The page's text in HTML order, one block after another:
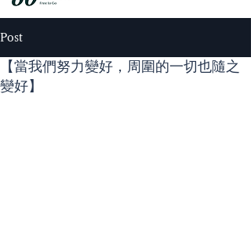
Post
【當我們努力變好，周圍的一切也隨之
變好】